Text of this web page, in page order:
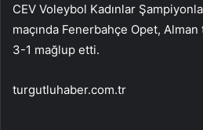
CEV Voleybol Kadınlar
maçında Fenerbahçe Opet,
3-1 mağlup etti.
turgutluhaber.com.tr